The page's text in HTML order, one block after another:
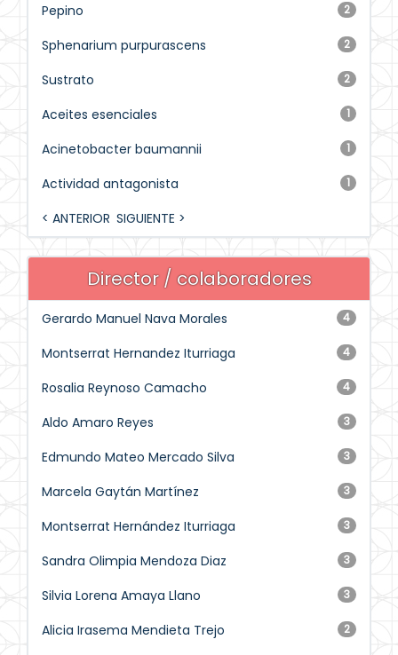
2
Pepino
2
Sphenarium purpurascens
2
Sustrato
1
Aceites esenciales
1
Acinetobacter baumannii
1
Actividad antagonista
< ANTERIOR SIGUIENTE >
Director / colaboradores
4
Gerardo Manuel Nava Morales
4
Montserrat Hernandez Iturriaga
4
Rosalia Reynoso Camacho
3
Aldo Amaro Reyes
3
Edmundo Mateo Mercado Silva
3
Marcela Gaytán Martínez
3
Montserrat Hernández Iturriaga
3
Sandra Olimpia Mendoza Diaz
3
Silvia Lorena Amaya Llano
2
Alicia Irasema Mendieta Trejo